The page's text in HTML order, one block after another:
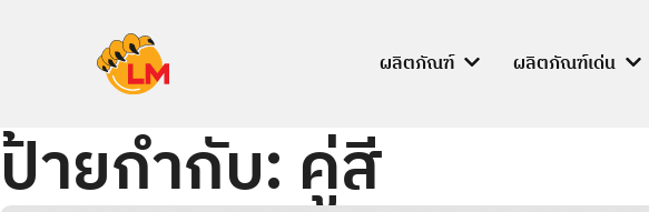
ผลิตภัณฑ์ ผลิตภัณฑ์เด่น
ป้ายกำกับ: คู่สี